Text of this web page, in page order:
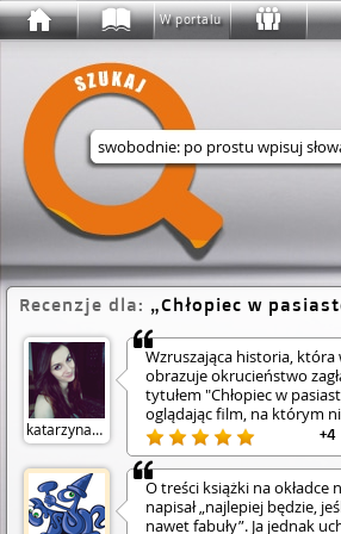
W portalu
Wyszukaj w serwisie
Recenzje dla: Chłopiec w
katarzynakat
Wzruszająca historia,
obrazuje okrucieństwo
tytułem "Chłopiec w
oglądając film, na którym
Po kilku miesiącach
przykuła okładka książki z
filmu, kiedy to Bruno
śmierci i rozmawiał ze
Żydów. Chłopcy poznają
stara się poznać nową
+4
O treści książki na okładce
napisał „najlepiej będzie,
nawet fabuły”. Ja jednak